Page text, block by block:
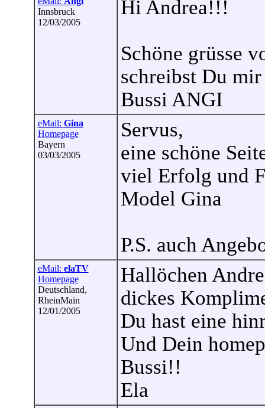
Innsbruck
12/03/2005
Hi Andrea!!!
Schöne grüsse
schreibst Du
Bussi ANGI
eMail: Gina
Homepage
Bayern
03/03/2005
Servus,
eine schöne
viel Erfolg und
Model Gina
P.S. auch
eMail: elaTV
Homepage
Deutschland,
RheinMain
12/01/2005
Hallöchen
dickes
Du hast eine
Und Dein
Bussi!!
Ela